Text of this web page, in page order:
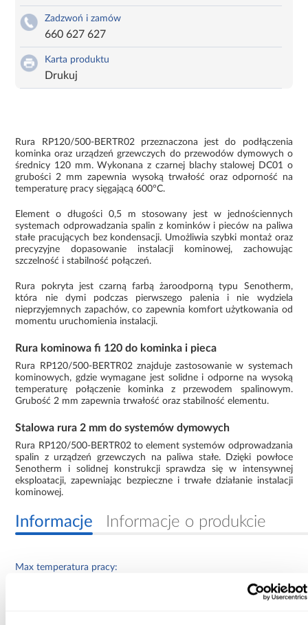
Zadzwoń i zamów
660 627 627
Karta produktu
Drukuj
Rura RP120/500-BERTR02 przeznaczona jest do podłączenia
kominka oraz urządzeń grzewczych do przewodów dymowych o
średnicy 120 mm. Wykonana z czarnej blachy stalowej DC01 o
grubości 2 mm zapewnia wysoką trwałość oraz odporność na
temperaturę pracy sięgającą 600°C.
Element o długości 0,5 m stosowany jest w jednościennych
systemach odprowadzania spalin z kominków i pieców na paliwa
stałe pracujących bez kondensacji. Umożliwia szybki montaż oraz
precyzyjne dopasowanie instalacji kominowej, zachowując
szczelność i stabilność połączeń.
Rura pokryta jest czarną farbą żaroodporną typu Senotherm,
która nie dymi podczas pierwszego palenia i nie wydziela
nieprzyjemnych zapachów, co zapewnia komfort użytkowania od
momentu uruchomienia instalacji.
Rura kominowa fi 120 do kominka i pieca
Rura RP120/500-BERTR02 znajduje zastosowanie w systemach
kominowych, gdzie wymagane jest solidne i odporne na wysoką
temperaturę połączenie kominka z przewodem spalinowym.
Grubość 2 mm zapewnia trwałość oraz stabilność elementu.
Stalowa rura 2 mm do systemów dymowych
Rura RP120/500-BERTR02 to element systemów odprowadzania
spalin z urządzeń grzewczych na paliwa stałe. Dzięki powłoce
Senotherm i solidnej konstrukcji sprawdza się w intensywnej
eksploatacji, zapewniając bezpieczne i trwałe działanie instalacji
kominowej.
Informacje Informacje o produkcie
Max temperatura pracy: